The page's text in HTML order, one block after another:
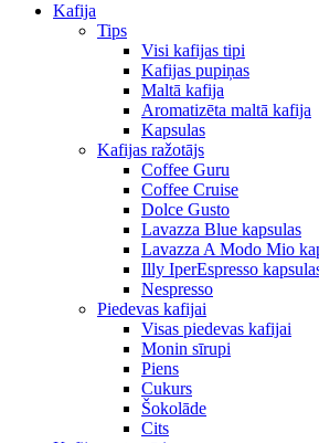
Kafija
Tips
Visi kafijas tipi
Kafijas pupiņas
Maltā kafija
Aromatizēta maltā kafija
Kapsulas
Kafijas ražotājs
Coffee Guru
Coffee Cruise
Dolce Gusto
Lavazza Blue kapsulas
Lavazza A Modo Mio
Illy IperEspresso
Nespresso
Piedevas kafijai
Visas piedevas kafijai
Monin sīrupi
Piens
Cukurs
Šokolāde
Cits